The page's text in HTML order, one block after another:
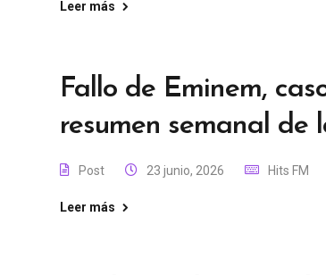
Leer más
Fallo de Eminem,
resumen semanal de
Post 23 junio, 2026 Hits FM
Leer más